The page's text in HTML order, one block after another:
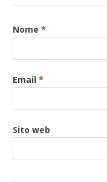
Nome*
Email*
Sito web